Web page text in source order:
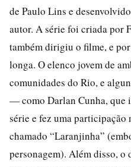
de Paulo Lins e
autor. A série foi criada por
também dirigiu o filme, e
longa. O elenco jovem de
comunidades do Rio, e
— como Darlan Cunha, que
série e fez uma
chamado “Laranjinha”
personagem). Além disso,